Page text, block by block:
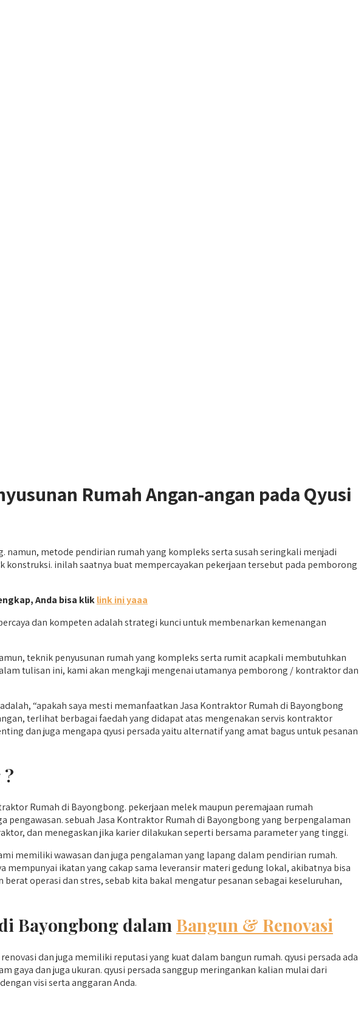
Rumah Angan-angan pada Qyusi
metode pendirian rumah yang kompleks serta susah seringkali menjadi
inilah saatnya buat mempercayakan pekerjaan tersebut pada pemborong
Anda bisa kliklink ini yaaa
dan kompeten adalah strategi kunci untuk membenarkan kemenangan
teknik penyusunan rumah yang kompleks serta rumit acapkali membutuhkan
tulisan ini, kami akan mengkaji mengenai utamanya pemborong / kontraktor dan
“apakah saya mesti memanfaatkan Jasa Kontraktor Rumah di Bayongbong
terlihat berbagai faedah yang didapat atas mengenakan servis kontraktor
dan juga mengapa qyusi persada yaitu alternatif yang amat bagus untuk pesanan
Rumah di Bayongbong. pekerjaan melek maupun peremajaan rumah
sebuah Jasa Kontraktor Rumah di Bayongbong yang berpengalaman
dan menegaskan jika karier dilakukan seperti bersama parameter yang tinggi.
memiliki wawasan dan juga pengalaman yang lapang dalam pendirian rumah.
ikatan yang cakap sama leveransir materi gedung lokal, akibatnya bisa
operasi dan stres, sebab kita bakal mengatur pesanan sebagai keseluruhan,
Bayongbong dalam Bangun & Renovasi
dan juga memiliki reputasi yang kuat dalam bangun rumah. qyusi persada ada
gaya dan juga ukuran. qyusi persada sanggup meringankan kalian mulai dari
visi serta anggaran Anda.